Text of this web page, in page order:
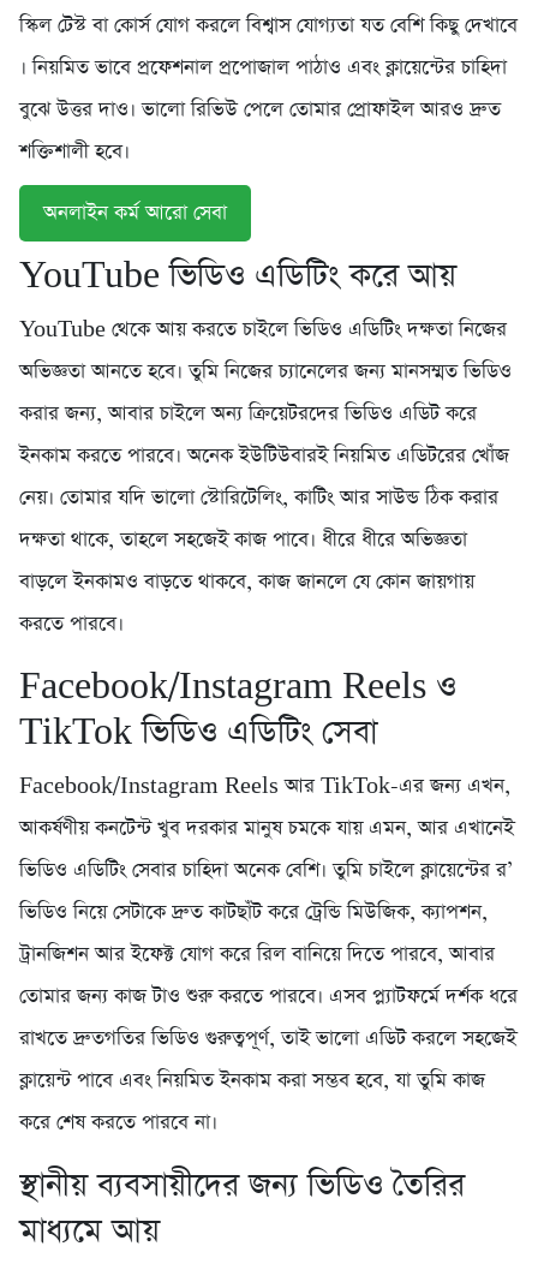
স্কিল টেস্ট বা কোর্স যোগ করলে বিশ্বাস যোগ্যতা যত বেশি কিছু দেখাবে
। নিয়মিত ভাবে প্রফেশনাল প্রপোজাল পাঠাও এবং ক্লায়েন্টের চাহিদা
বুঝে উত্তর দাও। ভালো রিভিউ পেলে তোমার প্রোফাইল আরও দ্রুত
শক্তিশালী হবে।
অনলাইন কর্ম আরো সেবা
YouTube ভিডিও এডিটিং করে আয়
YouTube থেকে আয় করতে চাইলে ভিডিও এডিটিং দক্ষতা নিজের
অভিজ্ঞতা আনতে হবে। তুমি নিজের চ্যানেলের জন্য মানসম্মত ভিডিও
করার জন্য, আবার চাইলে অন্য ক্রিয়েটরদের ভিডিও এডিট করে
ইনকাম করতে পারবে। অনেক ইউটিউবারই নিয়মিত এডিটরের খোঁজ
নেয়। তোমার যদি ভালো স্টোরিটেলিং, কাটিং আর সাউন্ড ঠিক করার
দক্ষতা থাকে, তাহলে সহজেই কাজ পাবে। ধীরে ধীরে অভিজ্ঞতা
বাড়লে ইনকামও বাড়তে থাকবে, কাজ জানলে যে কোন জায়গায়
করতে পারবে।
Facebook/Instagram Reels ও
TikTok ভিডিও এডিটিং সেবা
Facebook/Instagram Reels আর TikTok-এর জন্য এখন,
আকর্ষণীয় কনটেন্ট খুব দরকার মানুষ চমকে যায় এমন, আর এখানেই
ভিডিও এডিটিং সেবার চাহিদা অনেক বেশি। তুমি চাইলে ক্লায়েন্টের র’
ভিডিও নিয়ে সেটাকে দ্রুত কাটছাঁট করে ট্রেন্ডি মিউজিক, ক্যাপশন,
ট্রানজিশন আর ইফেক্ট যোগ করে রিল বানিয়ে দিতে পারবে, আবার
তোমার জন্য কাজ টাও শুরু করতে পারবে। এসব প্ল্যাটফর্মে দর্শক ধরে
রাখতে দ্রুতগতির ভিডিও গুরুত্বপূর্ণ, তাই ভালো এডিট করলে সহজেই
ক্লায়েন্ট পাবে এবং নিয়মিত ইনকাম করা সম্ভব হবে, যা তুমি কাজ
করে শেষ করতে পারবে না।
স্থানীয় ব্যবসায়ীদের জন্য ভিডিও তৈরির
মাধ্যমে আয়